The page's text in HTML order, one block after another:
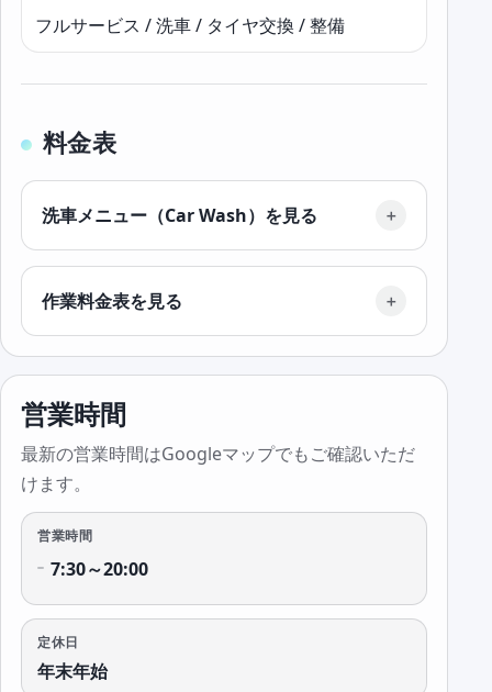
フルサービス / 洗車 / タイヤ交換 / 整備
料金表
洗車メニュー（Car Wash）を見る
作業料金表を見る
営業時間
最新の営業時間はGoogleマップでもご確認いただ
けます。
営業時間
7:30～20:00
定休日
年末年始